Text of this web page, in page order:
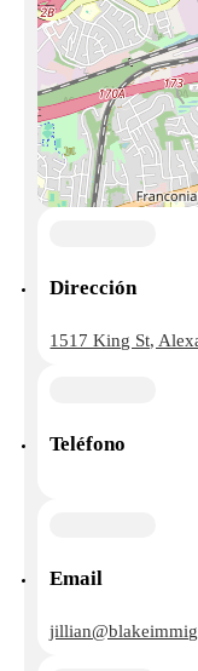
Dirección
1517 King St,
Teléfono
Email